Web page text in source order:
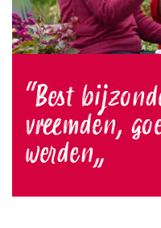
Best
vreemden,
werden